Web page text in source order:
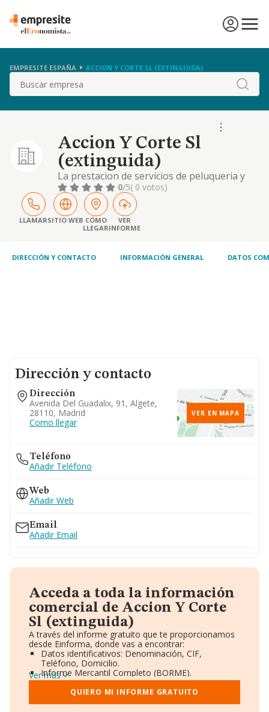
EMPRESITE ESPAÑA ACCION Y CORTE SL (EXTINGUIDA)
Buscar
Accion Y Corte Sl
(extinguida)
La prestacion de servicios de peluqueria y
estetica de senora y caballero
0/5( 0 votos)
LLAMARSITIO WEB CÓMO
LLEGAR
VER
INFORME
DIRECCIÓN Y CONTACTO INFORMACIÓN GENERAL DATOS
Dirección y contacto
Dirección
Avenida Del Guadalix, 91, Algete,
28110, Madrid
Como llegar
VER EN MAPA
Teléfono
Añadir Teléfono
Web
Añadir Web
Email
Añadir Email
Acceda a toda la información
comercial de Accion Y Corte
Sl (extinguida)
A través del informe gratuito que te proporcionamos
desde Einforma, donde vas a encontrar:
Datos identificativos: Denominación, CIF,
Teléfono, Domicilio.
Informe Mercantil Completo (BORME).
Gráficos de Evolución Ventas y Empleados.
Consejo de Administración y Administradores.
Directivos y Ejecutivos.
Ver más
QUIERO MI INFORME GRATUITO